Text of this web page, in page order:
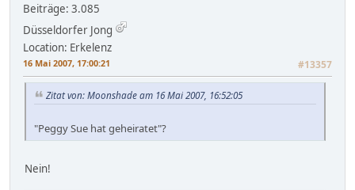
Beiträge: 3.085
Düsseldorfer Jong
Location: Erkelenz
16 Mai 2007, 17:00:21 #13357
Zitat von: Moonshade am 16 Mai 2007, 16:52:05
"Peggy Sue hat geheiratet"?
Nein!